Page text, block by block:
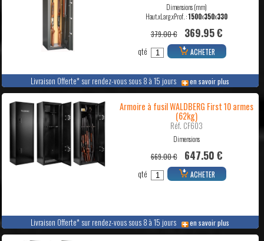
Livraison Offerte* sur rendez-vous sous 8 à 15 jours en savoir plus
Dimensions (mm)
Haut.xLarg.xProf. :1500x350x330
379.00 € 369.95 €
qté ACHETER
Livraison Offerte* sur rendez-vous sous 8 à 15 jours en savoir plus
Armoire à fusil WALDBERG First 10 armes
(62kg)
Réf. CF603
Dimensions
669.00 € 647.50 €
qté ACHETER